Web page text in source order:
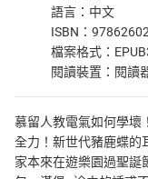
語言：中文
ISBN：
檔案格式：
閱讀裝置：閱讀
慕留人教電氣如何學壞
全力！新世代豬鹿蝶的
家本來在遊樂園過聖誕